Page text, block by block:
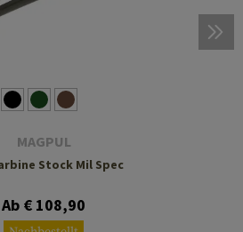
MAGPUL
Stock Mil Spec
Ab € 108,90